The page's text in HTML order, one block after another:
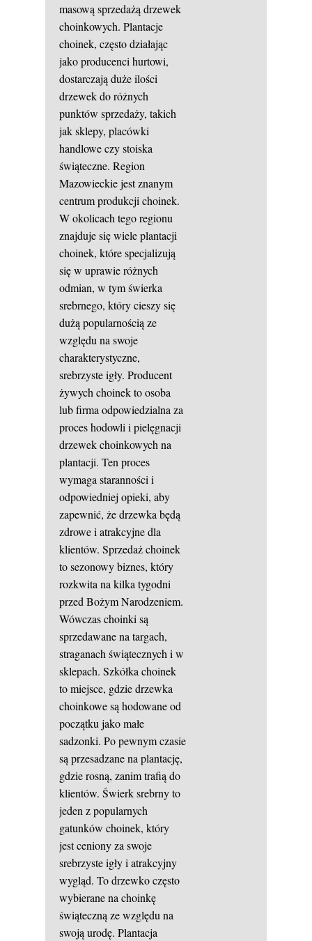
masową sprzedażą drzewek
choinkowych. Plantacje
choinek, często działając
jako producenci hurtowi,
dostarczają duże ilości
drzewek do różnych
punktów sprzedaży, takich
jak sklepy, placówki
handlowe czy stoiska
świąteczne. Region
Mazowieckie jest znanym
centrum produkcji choinek.
W okolicach tego regionu
znajduje się wiele plantacji
choinek, które specjalizują
się w uprawie różnych
odmian, w tym świerka
srebrnego, który cieszy się
dużą popularnością ze
względu na swoje
charakterystyczne,
srebrzyste igły. Producent
żywych choinek to osoba
lub firma odpowiedzialna za
proces hodowli i pielęgnacji
drzewek choinkowych na
plantacji. Ten proces
wymaga staranności i
odpowiedniej opieki, aby
zapewnić, że drzewka będą
zdrowe i atrakcyjne dla
klientów. Sprzedaż choinek
to sezonowy biznes, który
rozkwita na kilka tygodni
przed Bożym Narodzeniem.
Wówczas choinki są
sprzedawane na targach,
straganach świątecznych i w
sklepach. Szkółka choinek
to miejsce, gdzie drzewka
choinkowe są hodowane od
początku jako małe
sadzonki. Po pewnym czasie
są przesadzane na plantację,
gdzie rosną, zanim trafią do
klientów. Świerk srebrny to
jeden z popularnych
gatunków choinek, który
jest ceniony za swoje
srebrzyste igły i atrakcyjny
wygląd. To drzewko często
wybierane na choinkę
świąteczną ze względu na
swoją urodę. Plantacja